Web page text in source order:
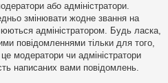
або адміністратори.
змінювати жодне звання на
адміністратором. Будь ласка,
повідомленнями тільки для того,
модератори чи адміністратори
написаних вами повідомлень.